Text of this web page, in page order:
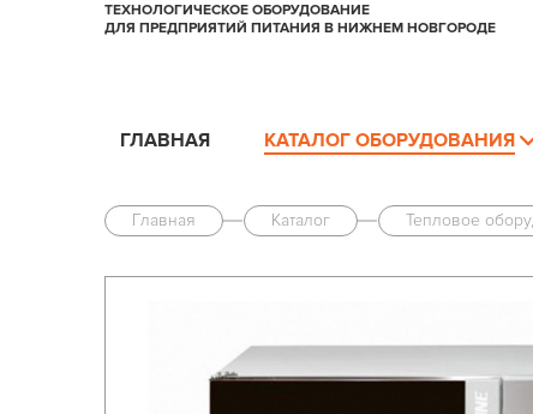
ТЕХНОЛОГИЧЕСКОЕ ОБОРУДОВАНИЕ
ДЛЯ ПРЕДПРИЯТИЙ ПИТАНИЯ В НИЖНЕМ НОВГОРОДЕ
ГЛАВНАЯ КАТАЛОГ ОБОРУДОВАНИЯ
Главная Каталог Тепловое